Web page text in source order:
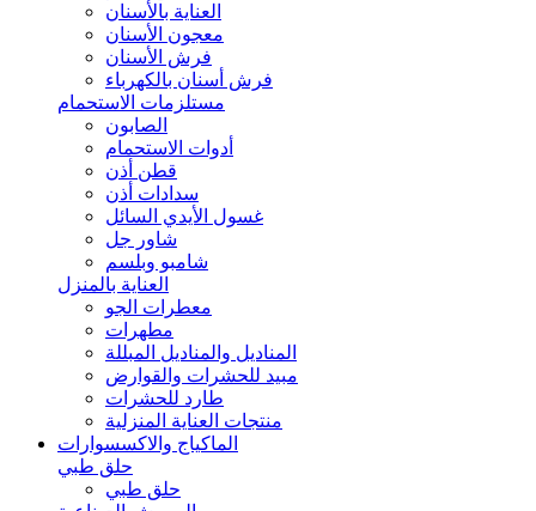
العناية بالأسنان
معجون الأسنان
فرش الأسنان
فرش أسنان بالكهرباء
مستلزمات الاستحمام
الصابون
أدوات الاستحمام
قطن أذن
سدادات أذن
غسول الأيدي السائل
شاور جل
شامبو وبلسم
العناية بالمنزل
معطرات الجو
مطهرات
المناديل والمناديل المبللة
مبيد للحشرات والقوارض
طارد للحشرات
منتجات العناية المنزلية
الماكياج والاكسسوارات
حلق طبي
حلق طبي